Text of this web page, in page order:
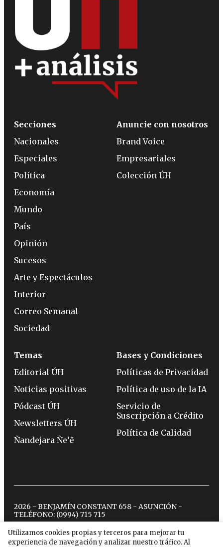
Utilizamos cookies propias y terceros para mejorar tu
experiencia de navegación y analizar nuestro tráfico. Al
Secciones
Nacionales
Especiales
Política
Economía
Mundo
País
Opinión
Sucesos
Arte y Espectáculos
Interior
Correo Semanal
Sociedad
Anuncie con nosotros
Brand Voice
Empresariales
Colección ÚH
Temas
Editorial ÚH
Noticias positivas
Pódcast ÚH
Newsletters ÚH
Ñandejara Ñe’ẽ
Bases y Condiciones
Políticas de Privacidad
Política de uso de la IA
Servicio de
Suscripción a Crédito
Política de Calidad
2026 - BENJAMÍN CONSTANT 658 - ASUNCIÓN -
TELÉFONO: (0994) 715 715